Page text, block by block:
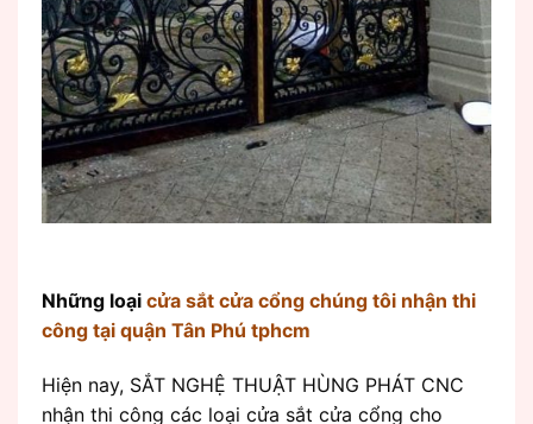
Những loại cửa sắt cửa cổng chúng tôi nhận thi
công tại quận Tân Phú tphcm
Hiện nay, SẮT NGHỆ THUẬT HÙNG PHÁT CNC
nhận thi công các loại cửa sắt cửa cổng cho